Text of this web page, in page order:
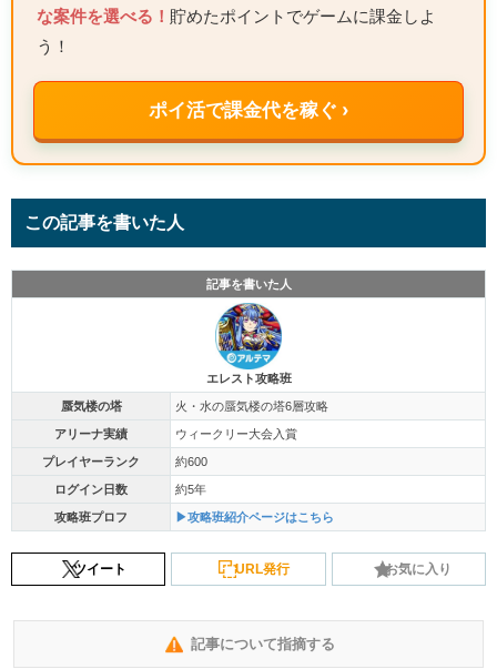
な案件を選べる！ 貯めたポイントでゲームに課金しよ
う！
ポイ活で課金代を稼ぐ ›
この記事を書いた人
記事を書いた人
エレスト攻略班
蜃気楼の塔 火・水の蜃気楼の塔6層攻略
アリーナ実績 ウィークリー大会入賞
プレイヤーランク 約600
ログイン日数 約5年
攻略班プロフ ▶攻略班紹介ページはこちら
ツイート URL発行 お気に入り
記事について指摘する